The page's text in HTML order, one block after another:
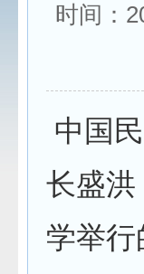
时间：
中国
长盛洪
学举